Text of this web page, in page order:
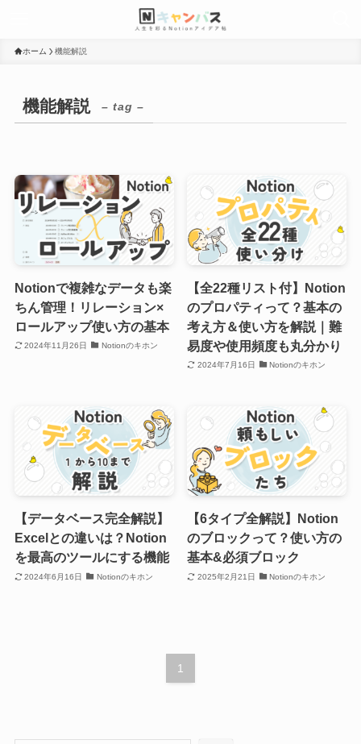
ホーム 機能解説
機能解説 – tag –
Notionで複雑なデータも楽
ちん管理！リレーション×
ロールアップ使い方の基本
2024年11月26日 Notionのキホン
【全22種リスト付】Notion
のプロパティって？基本の
考え方＆使い方を解説｜難
易度や使用頻度も丸分かり
2024年7月16日 Notionのキホン
【データベース完全解説】
Excelとの違いは？Notion
を最高のツールにする機能
2024年6月16日 Notionのキホン
【6タイプ全解説】Notion
のブロックって？使い方の
基本&必須ブロック
2025年2月21日 Notionのキホン
1